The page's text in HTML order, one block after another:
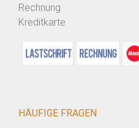
Rechnung
Kreditkarte
HÄUFIGE FRAGEN